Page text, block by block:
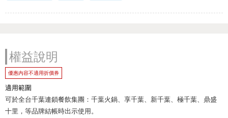
權益說明
優惠內容不適用折價券
適用範圍
可於全台千葉連鎖餐飲集團：千葉火鍋、享千葉、新千葉、極千葉、鼎盛
十里，等品牌結帳時出示使用。